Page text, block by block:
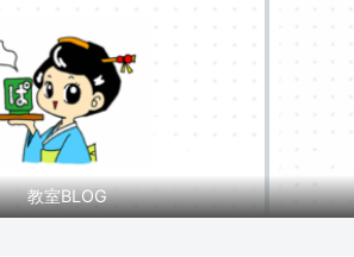
教室BLOG